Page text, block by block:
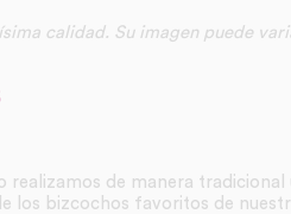
calidad. Su imagen puede
realizamos de manera tradicional
los bizcochos favoritos de